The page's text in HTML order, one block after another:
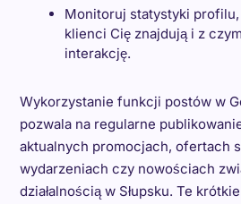
Monitoruj statystyki
klienci Cię znajdują i z
interakcję.
Wykorzystanie funkcji postów w
pozwala na regularne
aktualnych promocjach, ofertach
wydarzeniach czy nowościach
działalnością w Słupsku. Te